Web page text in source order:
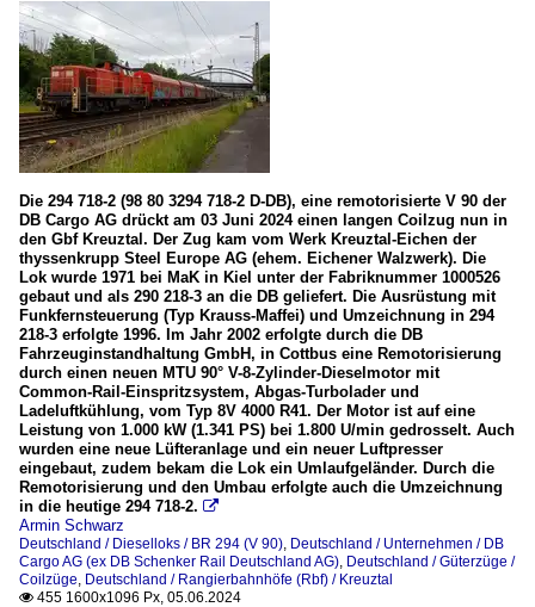
Die 294 718-2 (98 80 3294 718-2 D-DB), eine remotorisierte V 90 der
DB Cargo AG drückt am 03 Juni 2024 einen langen Coilzug nun in
den Gbf Kreuztal. Der Zug kam vom Werk Kreuztal-Eichen der
thyssenkrupp Steel Europe AG (ehem. Eichener Walzwerk). Die
Lok wurde 1971 bei MaK in Kiel unter der Fabriknummer 1000526
gebaut und als 290 218-3 an die DB geliefert. Die Ausrüstung mit
Funkfernsteuerung (Typ Krauss-Maffei) und Umzeichnung in 294
218-3 erfolgte 1996. Im Jahr 2002 erfolgte durch die DB
Fahrzeuginstandhaltung GmbH, in Cottbus eine Remotorisierung
durch einen neuen MTU 90° V-8-Zylinder-Dieselmotor mit
Common-Rail-Einspritzsystem, Abgas-Turbolader und
Ladeluftkühlung, vom Typ 8V 4000 R41. Der Motor ist auf eine
Leistung von 1.000 kW (1.341 PS) bei 1.800 U/min gedrosselt. Auch
wurden eine neue Lüfteranlage und ein neuer Luftpresser
eingebaut, zudem bekam die Lok ein Umlaufgeländer. Durch die
Remotorisierung und den Umbau erfolgte auch die Umzeichnung
in die heutige 294 718-2. 
Armin Schwarz
Deutschland / Dieselloks / BR 294 (V 90), Deutschland / Unternehmen / DB
Cargo AG (ex DB Schenker Rail Deutschland AG), Deutschland / Güterzüge /
Coilzüge, Deutschland / Rangierbahnhöfe (Rbf) / Kreuztal
 455 1600x1096 Px, 05.06.2024